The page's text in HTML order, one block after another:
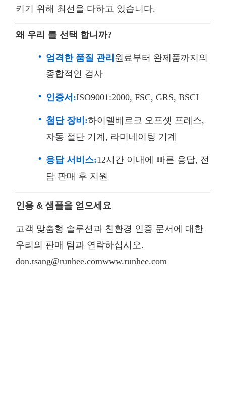
키기 위해 최선을 다하고 있습니다.
왜 우리 를 선택 합니까?
엄격한 품질 관리 원료부터 완제품까지의
종합적인 검사
인증서:ISO9001:2000, FSC, GRS, BSCI
첨단 장비:하이델베르크 오프셋 프레스,
자동 절단 기계, 라미네이팅 기계
응답 서비스:12시간 이내에 빠른 응답, 전
담 판매 후 지원
인용 & 샘플을 얻으세요
고객 맞춤형 솔루션과 친환경 인증 문서에 대한
우리의 판매 팀과 연락하십시오.
don.tsang@runhee.comwww.runhee.com